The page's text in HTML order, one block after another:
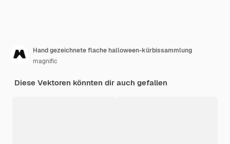
Hand gezeichnete flache halloween-kürbissammlung
magnific
Diese Vektoren könnten dir auch gefallen